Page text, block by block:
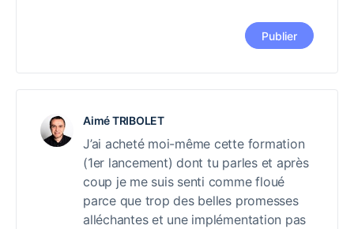
Aimé TRIBOLET
J’ai acheté moi-même cette formation
(1er lancement) dont tu parles et après
coup je me suis senti comme floué
parce que trop des belles promesses
alléchantes et une implémentation pas